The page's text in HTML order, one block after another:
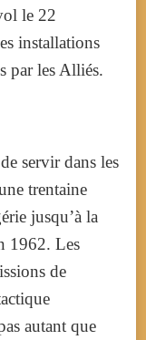
le 22
installations
par les Alliés.
servir dans les
trentaine
jusqu’à la
1962. Les
de
autant que